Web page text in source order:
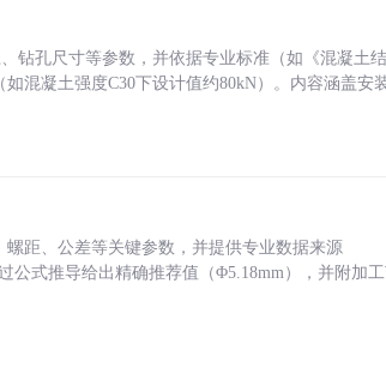
钻孔尺寸等参数，并依据专业标准（如《混凝土结
混凝土强度C30下设计值约80kN）。内容涵盖安
距、公差等关键参数，并提供专业数据来源
公式推导给出精确推荐值（Φ5.18mm），并附加